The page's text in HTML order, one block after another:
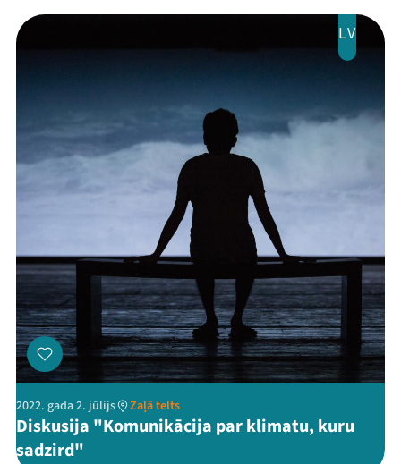
LV
2022. gada 2. jūlijs Zaļā telts
Diskusija "Komunikācija par klimatu, kuru
sadzird"